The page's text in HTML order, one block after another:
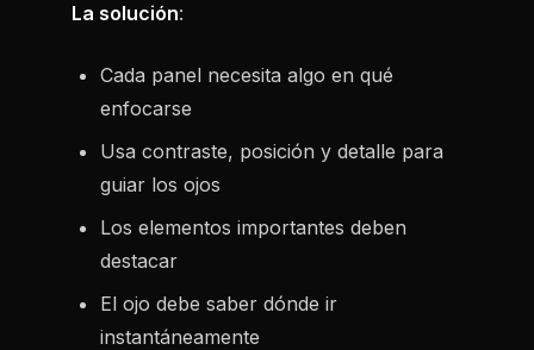
La solución:
Cada panel necesita algo en qué
enfocarse
Usa contraste, posición y detalle para
guiar los ojos
Los elementos importantes deben
destacar
El ojo debe saber dónde ir
instantáneamente